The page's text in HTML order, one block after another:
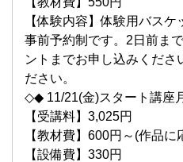
【体験内容】体験用バスケ
事前予約制です。2日前ま
ントまでお申し込みくださ
ださい。
◇◆ 11/21(金)スタート講
【受講料】3,025円
【教材費】600円～(作品に
【設備費】330円